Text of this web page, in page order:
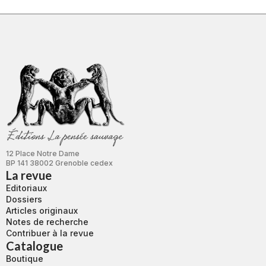
12 Place Notre Dame
BP 141 38002 Grenoble cedex
La revue
Editoriaux
Dossiers
Articles originaux
Notes de recherche
Contribuer à la revue
Catalogue
Boutique